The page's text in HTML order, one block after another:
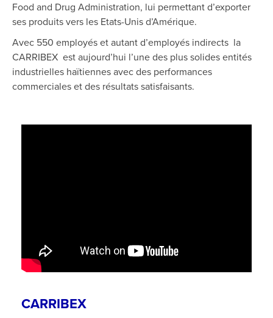
Food and Drug Administration, lui permettant d’exporter
ses produits vers les Etats-Unis d’Amérique.
Avec 550 employés et autant d’employés indirects la
CARRIBEX est aujourd’hui l’une des plus solides entités
industrielles haïtiennes avec des performances
commerciales et des résultats satisfaisants.
CARRIBEX